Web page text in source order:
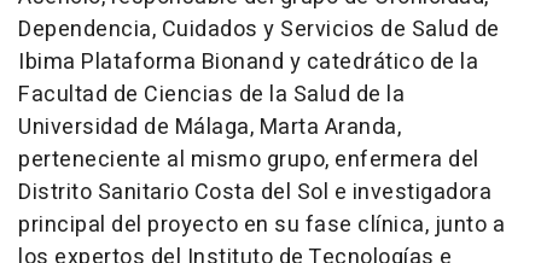
Dependencia, Cuidados y Servicios de Salud de
Ibima Plataforma Bionand y catedrático de la
Facultad de Ciencias de la Salud de la
Universidad de Málaga, Marta Aranda,
perteneciente al mismo grupo, enfermera del
Distrito Sanitario Costa del Sol e investigadora
principal del proyecto en su fase clínica, junto a